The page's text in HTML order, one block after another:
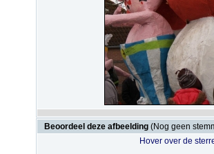
Beoordeel deze afbeelding (Nog geen
Hover over de